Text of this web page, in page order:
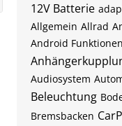
12V Batterie
Allgemein Allrad
Android Funktionen
Audiosystem
Beleuchtung
Bremsbacken